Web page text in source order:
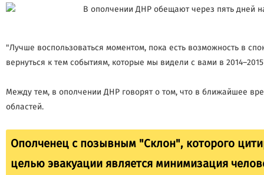
"Лучше воспользоваться моментом, пока есть возможность в
вернуться к тем событиям, которые мы видели с вами в
Между тем, в ополчении ДНР говорят о том, что в ближайшее
областей.
Ополченец с позывным "Склон", которого
целью эвакуации является минимизация